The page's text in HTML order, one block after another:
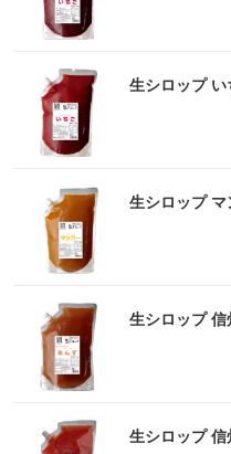
生シロップ
生シロップ
生シロップ
生シロップ